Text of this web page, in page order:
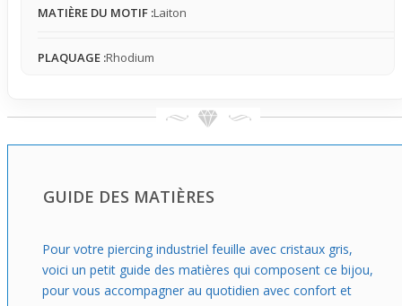
change vraiment la silhouette de ton oreille. Choisir ce
qui se remarque, tout en pouvant rester discret selon le
MATIÈRE DU MOTIF :Laiton
PLAQUAGE :Rhodium
GUIDE DES MATIÈRES
Pour votre piercing industriel feuille avec cristaux gris,
voici un petit guide des matières qui composent ce bijou,
pour vous accompagner au quotidien avec confort et